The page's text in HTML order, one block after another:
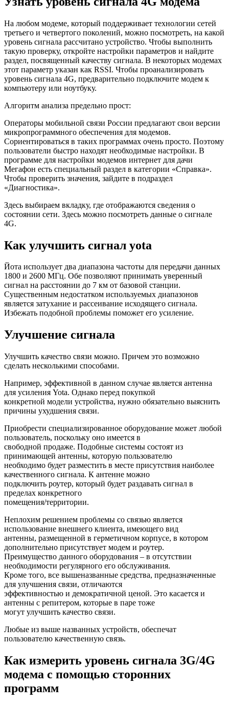
На любом модеме, который поддерживает технологии сетей
третьего и четвертого поколений, можно посмотреть, на какой
уровень сигнала рассчитано устройство. Чтобы выполнить
такую проверку, откройте настройки параметров и найдите
раздел, посвященный качеству сигнала. В некоторых модемах
этот параметр указан как RSSI. Чтобы проанализировать
уровень сигнала 4G, предварительно подключите модем к
компьютеру или ноутбуку.
Алгоритм анализа предельно прост:
Операторы мобильной связи России предлагают свои версии
микропрограммного обеспечения для модемов.
Сориентироваться в таких программах очень просто. Поэтому
пользователи быстро находят необходимые настройки. В
программе для настройки модемов интернет для дачи
Мегафон есть специальный раздел в категории «Справка».
Чтобы проверить значения, зайдите в подраздел
«Диагностика».
Здесь выбираем вкладку, где отображаются сведения о
состоянии сети. Здесь можно посмотреть данные о сигнале
4G.
Как улучшить сигнал yota
Йота использует два диапазона частоты для передачи данных
1800 и 2600 МГц. Обе позволяют принимать уверенный
сигнал на расстоянии до 7 км от базовой станции.
Существенным недостатком используемых диапазонов
является затухание и рассеивание исходящего сигнала.
Избежать подобной проблемы поможет его усиление.
Улучшение сигнала
Улучшить качество связи можно. Причем это возможно
сделать несколькими способами.
Например, эффективной в данном случае является антенна
для усиления Yota. Однако перед покупкой
конкретной модели устройства, нужно обязательно выяснить
причины ухудшения связи.
Приобрести специализированное оборудование может любой
пользователь, поскольку оно имеется в
свободной продаже. Подобные системы состоят из
принимающей антенны, которую пользователю
необходимо будет разместить в месте присутствия наиболее
качественного сигнала. К антенне можно
подключить роутер, который будет раздавать сигнал в
пределах конкретного
помещения/территории.
Неплохим решением проблемы со связью является
использование внешнего клиента, имеющего вид
антенны, размещенной в герметичном корпусе, в котором
дополнительно присутствует модем и роутер.
Преимущество данного оборудования – в отсутствии
необходимости регулярного его обслуживания.
Кроме того, все вышеназванные средства, предназначенные
для улучшения связи, отличаются
эффективностью и демократичной ценой. Это касается и
антенны с репитером, которые в паре тоже
могут улучшить качество связи.
Любые из выше названных устройств, обеспечат
пользователю качественную связь.
Как измерить уровень сигнала 3G/4G
модема с помощью сторонних
программ